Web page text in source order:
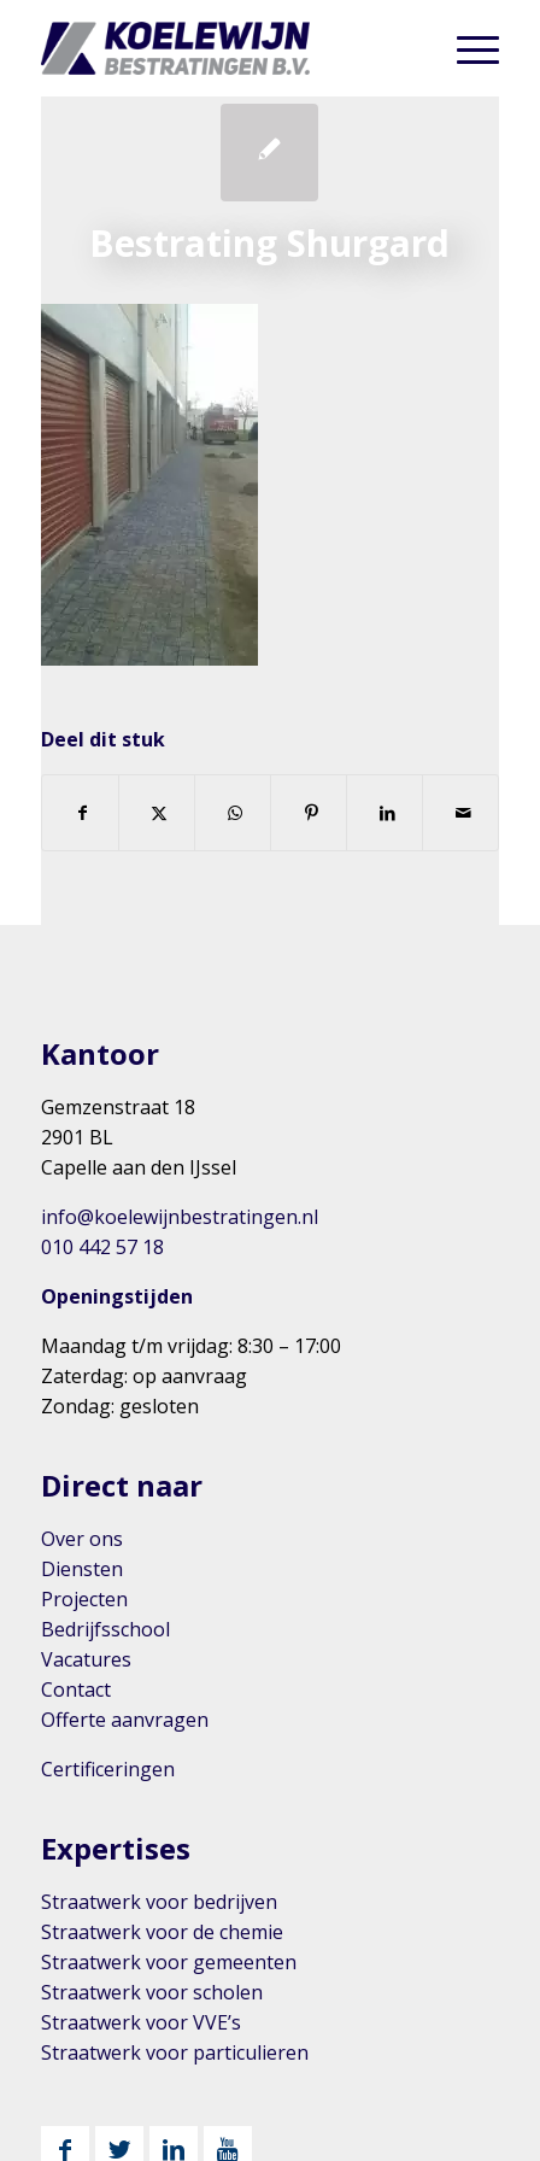
Bestrating Shurgard
Deel dit stuk
Kantoor
Gemzenstraat 18
2901 BL
Capelle aan den IJssel
info@koelewijnbestratingen.nl
010 442 57 18
Openingstijden
Maandag t/m vrijdag: 8:30 – 17:00
Zaterdag: op aanvraag
Zondag: gesloten
Direct naar
Over ons
Diensten
Projecten
Bedrijfsschool
Vacatures
Contact
Offerte aanvragen
Certificeringen
Expertises
Straatwerk voor bedrijven
Straatwerk voor de chemie
Straatwerk voor gemeenten
Straatwerk voor scholen
Straatwerk voor VVE’s
Straatwerk voor particulieren